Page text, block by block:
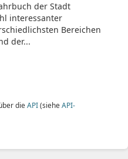
der Stadt
interessanter
Bereichen
der...
die API(siehe API-